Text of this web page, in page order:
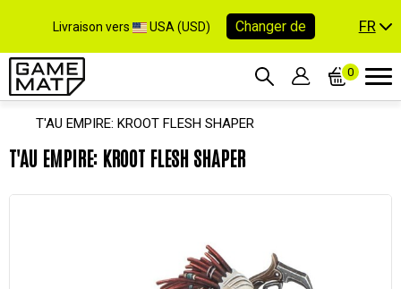
Livraison vers USA (USD) Changer de FR
0
T'AU EMPIRE: KROOT FLESH SHAPER
T'AU EMPIRE: KROOT FLESH SHAPER